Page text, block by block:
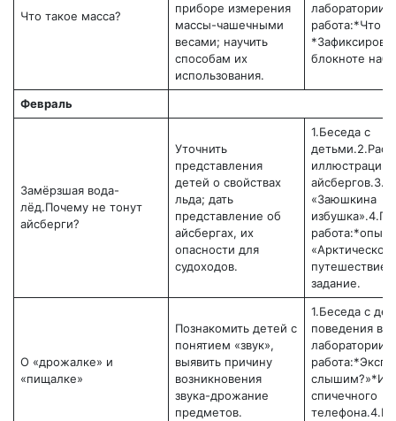
Что такое масса?
приборе измерения
массы-чашечными
весами; научить
способам их
использования.
работа:*Что
блокноте
Февраль
Замёрзшая вода-
лёд.Почему не тонут
айсберги?
Уточнить
представления
детей о свойствах
льда; дать
представление об
айсбергах, их
опасности для
судоходов.
1.Беседа с
иллюстраций
«Заюшкина
работа:*опыт
задание.
О «дрожалке» и
«пищалке»
Познакомить детей с
понятием «звук»,
выявить причину
возникновения
звука-дрожание
предметов.
1.Беседа с
поведения в
спичечного